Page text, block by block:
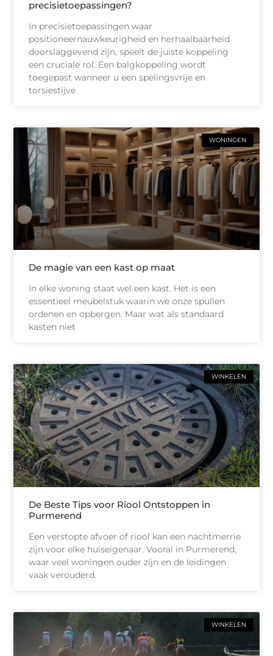
precisietoepassingen?
In precisietoepassingen waar
positioneernauwkeurigheid en herhaalbaarheid
doorslaggevend zijn, speelt de juiste koppeling
een cruciale rol. Een balgkoppeling wordt
toegepast wanneer u een spelingsvrije en
torsiestijve
WONINGEN
De magie van een kast op maat
In elke woning staat wel een kast. Het is een
essentieel meubelstuk waarin we onze spullen
ordenen en opbergen. Maar wat als standaard
kasten niet
WINKELEN
De Beste Tips voor Riool Ontstoppen in
Purmerend
Een verstopte afvoer of riool kan een nachtmerrie
zijn voor elke huiseigenaar. Vooral in Purmerend,
waar veel woningen ouder zijn en de leidingen
vaak verouderd.
WINKELEN